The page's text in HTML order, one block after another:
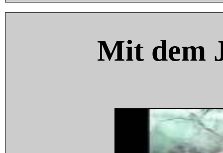
Mit dem